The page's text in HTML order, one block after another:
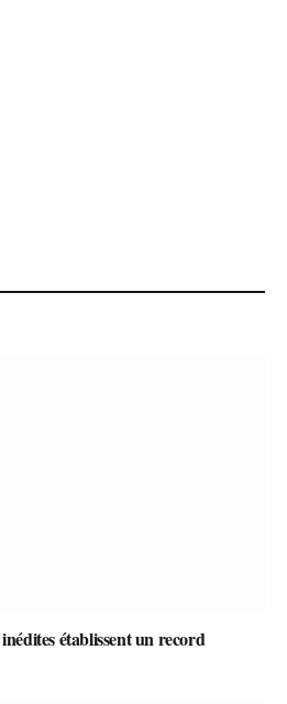
établissent un record